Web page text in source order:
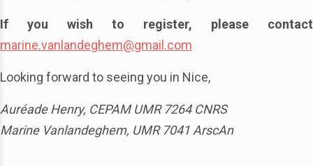
If you wish to register, please contact
marine.vanlandeghem@gmail.com
Looking forward to seeing you in Nice,
Auréade Henry, CEPAM UMR 7264 CNRS
Marine Vanlandeghem, UMR 7041 ArscAn